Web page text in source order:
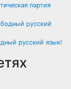
партия
русский язык!